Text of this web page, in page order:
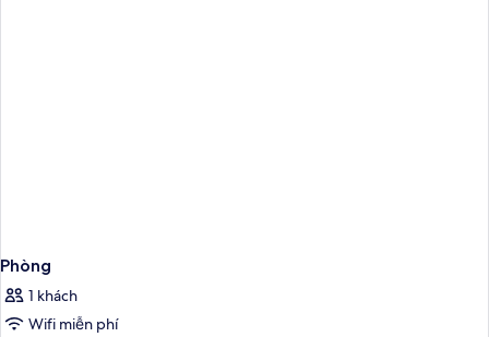
Phòng
1 khách
Wifi miễn phí